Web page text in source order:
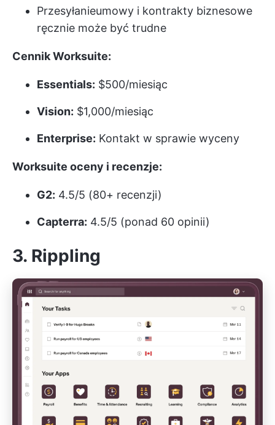
Przesyłanieumowy i kontrakty biznesowe
ręcznie może być trudne
Cennik Worksuite:
Essentials: $500/miesiąc
Vision: $1,000/miesiąc
Enterprise: Kontakt w sprawie wyceny
Worksuite oceny i recenzje:
G2: 4.5/5 (80+ recenzji)
Capterra: 4.5/5 (ponad 60 opinii)
3. Rippling